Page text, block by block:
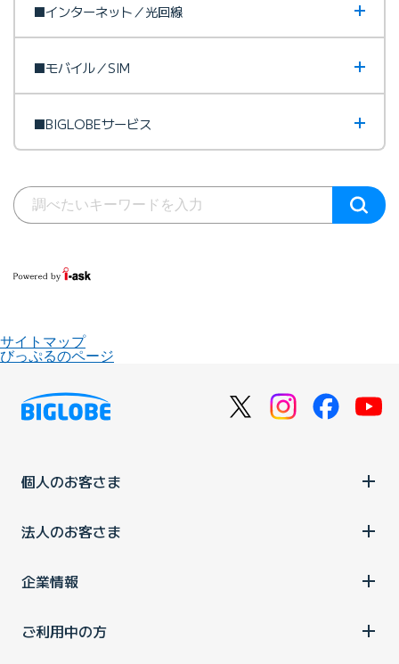
■インターネット／光回線
■モバイル／SIM
■BIGLOBEサービス
サイトマップ
びっぷるのページ
個人のお客さま
法人のお客さま
企業情報
ご利用中の方